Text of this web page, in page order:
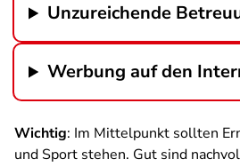
Unzureichende
Werbung auf den
Wichtig: Im Mittelpunkt sollten
und Sport stehen. Gut sind